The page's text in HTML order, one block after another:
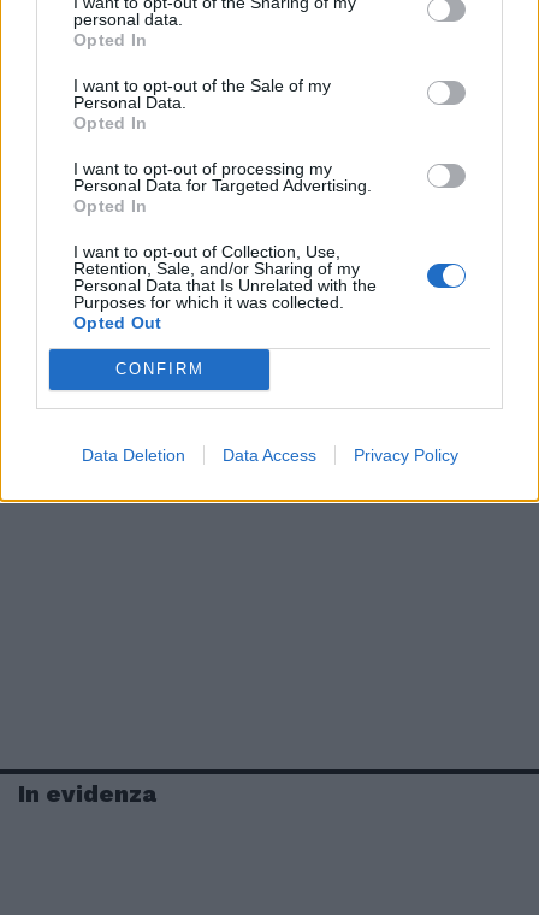
personal data.
Opted In
I want to opt-out of the Sale of my
Personal Data.
Opted In
I want to opt-out of processing my
Personal Data for Targeted Advertising.
Opted In
I want to opt-out of Collection, Use,
Retention, Sale, and/or Sharing of my
Personal Data that Is Unrelated with the
Purposes for which it was collected.
Opted Out
CONFIRM
Data Deletion Data Access Privacy Policy
In evidenza